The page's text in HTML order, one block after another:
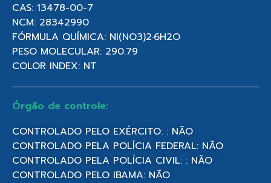
CAS: 13478-00-7
NCM: 28342990
FÓRMULA QUÍMICA: NI(NO3)2·6H2O
PESO MOLECULAR: 290.79
COLOR INDEX: NT
Órgão de controle:
CONTROLADO PELO EXÉRCITO: : NÃO
CONTROLADO PELA POLÍCIA FEDERAL: NÃO
CONTROLADO PELA POLÍCIA CIVIL: : NÃO
CONTROLADO PELO IBAMA: NÃO